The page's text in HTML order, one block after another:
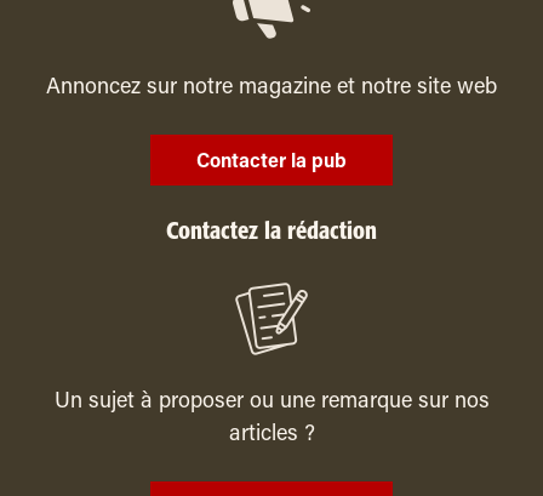
Annoncez sur notre magazine et notre site web
Contacter la pub
Contactez la rédaction
Un sujet à proposer ou une remarque sur nos
articles ?